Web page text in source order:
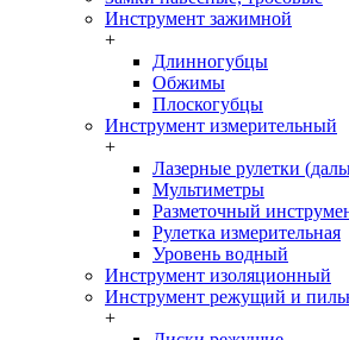
Инструмент зажимной
+
Длинногубцы
Обжимы
Плоскогубцы
Инструмент измерительный
+
Лазерные рулетки
Мультиметры
Разметочный
Рулетка измерительная
Уровень водный
Инструмент изоляционный
Инструмент режущий и
+